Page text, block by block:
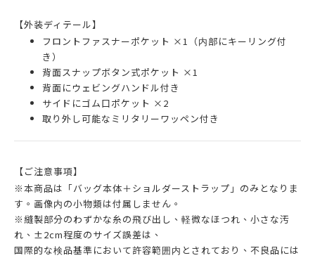
【外装ディテール】
フロントファスナーポケット ×1（内部にキーリング付
き）
背面スナップボタン式ポケット ×1
背面にウェビングハンドル付き
サイドにゴム口ポケット ×2
取り外し可能なミリタリーワッペン付き
【ご注意事項】
※本商品は「バッグ本体＋ショルダーストラップ」のみとなりま
す。画像内の小物類は付属しません。
※縫製部分のわずかな糸の飛び出し、軽微なほつれ、小さな汚
れ、±2cm程度のサイズ誤差は、
国際的な検品基準において許容範囲内とされており、不良品には